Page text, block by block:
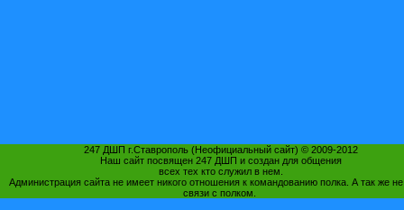
247 ДШП г.Ставрополь (Неофициальный сайт) © 2009-2012
Наш сайт посвящен 247 ДШП и создан для общения
всех тех кто служил в нем.
Администрация сайта не имеет никого отношения к командованию полка. А так же
связи с полком.